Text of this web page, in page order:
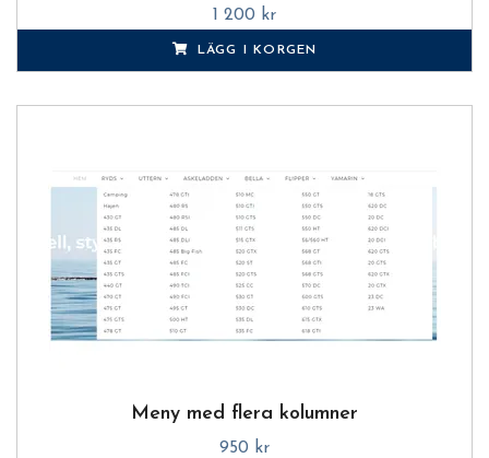
1 200 kr
LÄGG I KORGEN
Meny med flera kolumner
950 kr